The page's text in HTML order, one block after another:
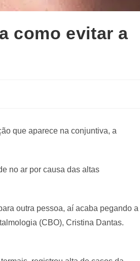
como evitar a
que aparece na conjuntiva, a
no ar por causa das altas
outra pessoa, aí acaba pegando a
(CBO), Cristina Dantas.